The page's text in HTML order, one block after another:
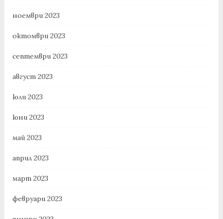
ноември 2023
октомври 2023
септември 2023
август 2023
юли 2023
юни 2023
май 2023
април 2023
март 2023
февруари 2023